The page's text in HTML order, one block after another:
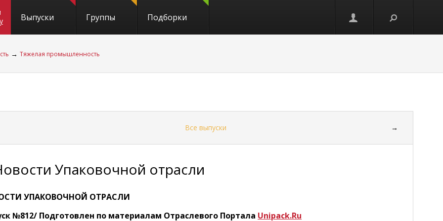
Выпуски Группы Подборки
→ Тяжелая промышленность
Все выпуски →
Упаковочной отрасли
УПАКОВОЧНОЙ ОТРАСЛИ
№812/ Подготовлен по материалам Отраслевого Портала Unipack.Ru